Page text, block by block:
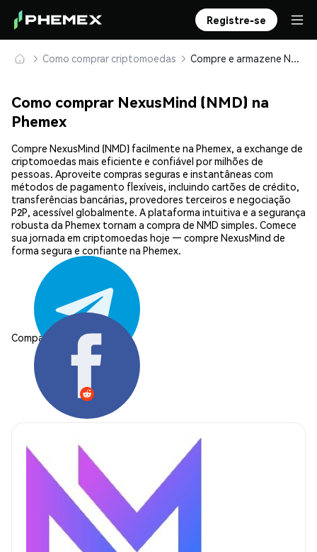
Registre-se
Como comprar criptomoedas Compre e armazene NexusMind (NMD) com segurança
Como comprar NexusMind (NMD) na
Phemex
Compre NexusMind (NMD) facilmente na Phemex, a exchange de
criptomoedas mais eficiente e confiável por milhões de
pessoas. Aproveite compras seguras e instantâneas com
métodos de pagamento flexíveis, incluindo cartões de crédito,
transferências bancárias, provedores terceiros e negociação
P2P, acessível globalmente. A plataforma intuitiva e a segurança
robusta da Phemex tornam a compra de NMD simples. Comece
sua jornada em criptomoedas hoje — compre NexusMind de
forma segura e confiante na Phemex.
Compartilhar: